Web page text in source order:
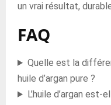
un vrai résultat,
FAQ
Quelle est la
huile d’argan pure ?
L’huile d’argan est-